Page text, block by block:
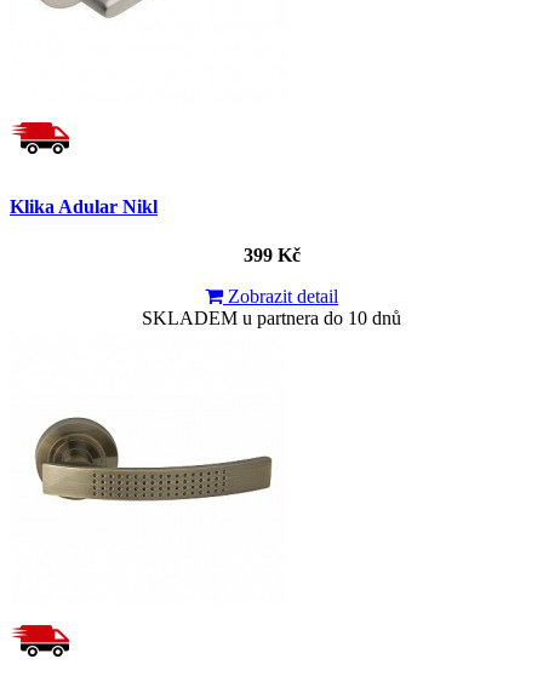
Klika Adular Nikl
399 Kč
Zobrazit detail
SKLADEM u partnera do 10 dnů